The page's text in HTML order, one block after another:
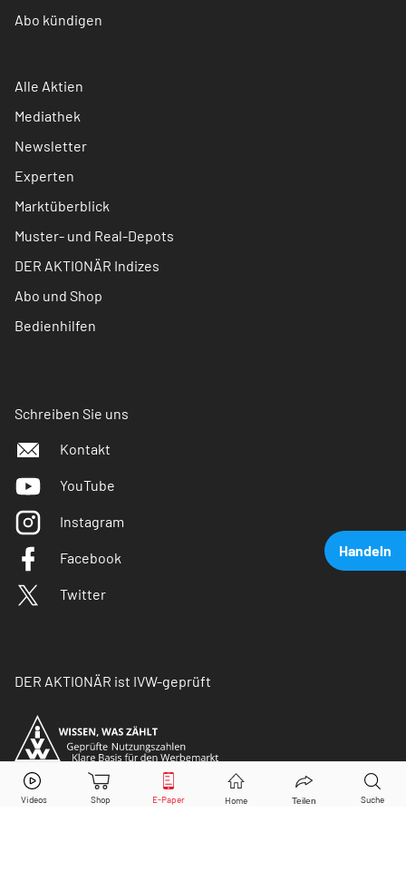
Handeln
K+S Aktie jetzt handeln?
Abo kündigen
Alle Aktien
Mediathek
Newsletter
Experten
Marktüberblick
Muster- und Real-Depots
DER AKTIONÄR Indizes
Abo und Shop
Bedienhilfen
Schreiben Sie uns
Kontakt
YouTube
Instagram
Facebook
Twitter
DER AKTIONÄR ist IVW-geprüft